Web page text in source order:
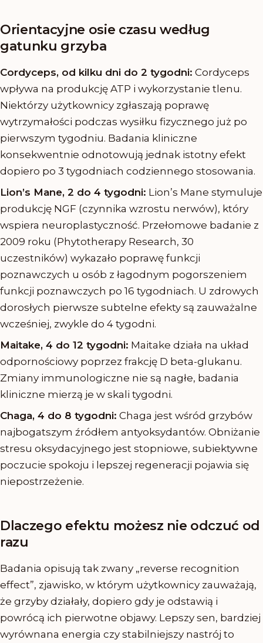
Orientacyjne osie czasu według
gatunku grzyba
Cordyceps, od kilku dni do 2 tygodni: Cordyceps
wpływa na produkcję ATP i wykorzystanie tlenu.
Niektórzy użytkownicy zgłaszają poprawę
wytrzymałości podczas wysiłku fizycznego już po
pierwszym tygodniu. Badania kliniczne
konsekwentnie odnotowują jednak istotny efekt
dopiero po 3 tygodniach codziennego stosowania.
Lion’s Mane, 2 do 4 tygodni: Lion’s Mane stymuluje
produkcję NGF (czynnika wzrostu nerwów), który
wspiera neuroplastyczność. Przełomowe badanie z
2009 roku (Phytotherapy Research, 30
uczestników) wykazało poprawę funkcji
poznawczych u osób z łagodnym pogorszeniem
funkcji poznawczych po 16 tygodniach. U zdrowych
dorosłych pierwsze subtelne efekty są zauważalne
wcześniej, zwykle do 4 tygodni.
Maitake, 4 do 12 tygodni: Maitake działa na układ
odpornościowy poprzez frakcję D beta-glukanu.
Zmiany immunologiczne nie są nagłe, badania
kliniczne mierzą je w skali tygodni.
Chaga, 4 do 8 tygodni: Chaga jest wśród grzybów
najbogatszym źródłem antyoksydantów. Obniżanie
stresu oksydacyjnego jest stopniowe, subiektywne
poczucie spokoju i lepszej regeneracji pojawia się
niepostrzeżenie.
Dlaczego efektu możesz nie odczuć od
razu
Badania opisują tak zwany „reverse recognition
effect”, zjawisko, w którym użytkownicy zauważają,
że grzyby działały, dopiero gdy je odstawią i
powrócą ich pierwotne objawy. Lepszy sen, bardziej
wyrównana energia czy stabilniejszy nastrój to